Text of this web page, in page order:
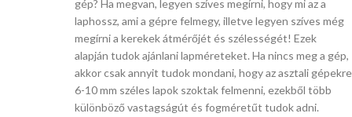
gép? Ha megvan, legyen szíves megírni, hogy mi az a
laphossz, ami a gépre felmegy, illetve legyen szíves még
megírni a kerekek átmérőjét és szélességét! Ezek
alapján tudok ajánlani lapméreteket. Ha nincs meg a gép,
akkor csak annyit tudok mondani, hogy az asztali gépekre
6-10 mm széles lapok szoktak felmenni, ezekből több
különböző vastagságút és fogméretűt tudok adni.